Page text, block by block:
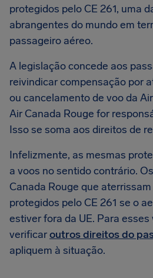
protegidos pelo CE 261, uma
abrangentes do mundo em
passageiro aéreo.
A legislação concede aos
reivindicar compensação por
ou cancelamento de voo da
Air Canada Rouge for
Isso se soma aos direitos de
Infelizmente, as mesmas
a voos no sentido contrário.
Canada Rouge que
protegidos pelo CE 261 se o
estiver fora da UE. Para
verificaroutros direitos do
apliquem à situação.